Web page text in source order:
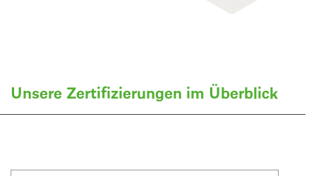
Unsere Zertifizierungen im Überblick